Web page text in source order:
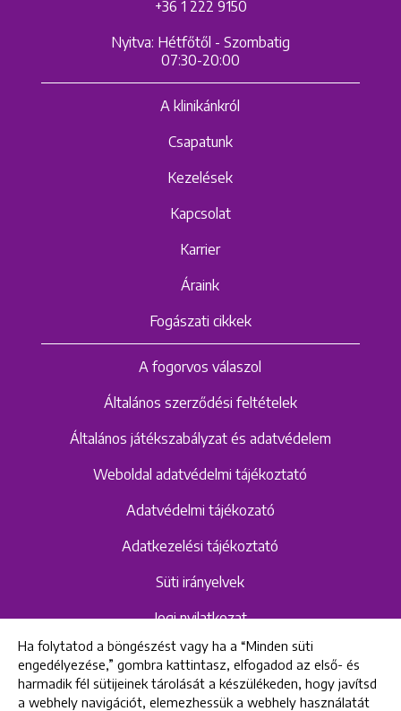
+36 1 222 9150
Nyitva: Hétfőtől - Szombatig
07:30-20:00
A klinikánkról
Csapatunk
Kezelések
Kapcsolat
Karrier
Áraink
Fogászati cikkek
A fogorvos válaszol
Általános szerződési feltételek
Általános játékszabályzat és adatvédelem
Weboldal adatvédelmi tájékoztató
Adatvédelmi tájékozató
Adatkezelési tájékoztató
Süti irányelvek
Jogi nyilatkozat
Hangrögzítéshez kapcsolódó adatvédelmi
szabályzat és tájékoztató
Ha folytatod a böngészést vagy ha a “Minden süti
engedélyezése,” gombra kattintasz, elfogadod az első- és
harmadik fél sütijeinek tárolását a készülékeden, hogy javítsd
a webhely navigációt, elemezhessük a webhely használatát